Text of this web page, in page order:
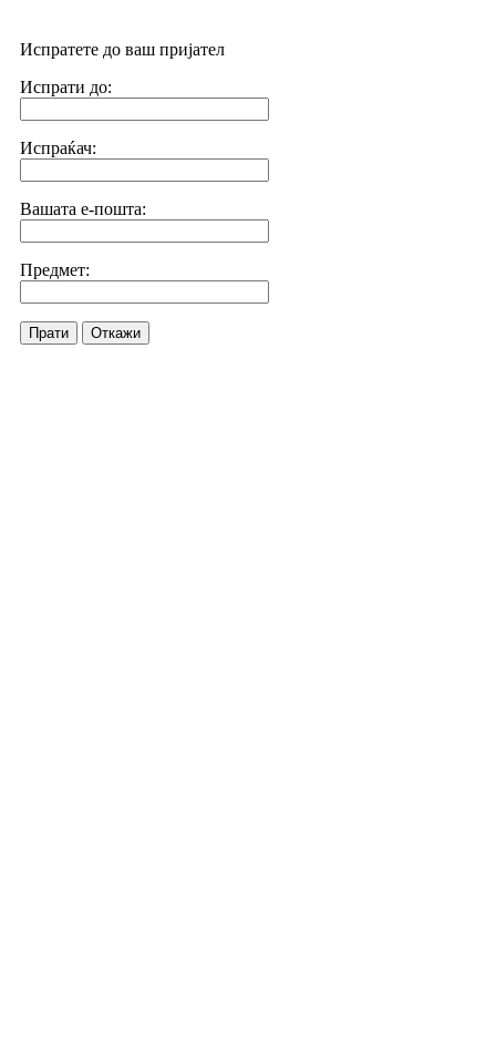
Испратете до ваш пријател
Испрати до:
Испраќач:
Вашата е-пошта:
Предмет:
Прати Откажи